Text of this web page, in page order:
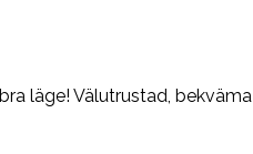
läge! Välutrustad,